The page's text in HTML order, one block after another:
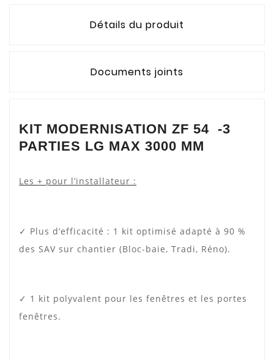
Détails du produit
Documents joints
KIT MODERNISATION ZF 54 -3
PARTIES LG MAX 3000 MM
Les + pour l’installateur :
✓ Plus d’efficacité : 1 kit optimisé adapté à 90 %
des SAV sur chantier (Bloc-baie, Tradi, Réno).
✓ 1 kit polyvalent pour les fenêtres et les portes
fenêtres.